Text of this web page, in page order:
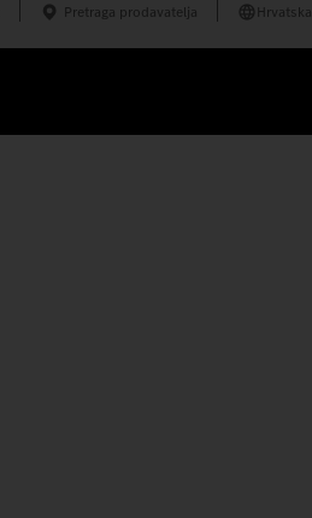
Pretraga prodavatelja Hrvatska